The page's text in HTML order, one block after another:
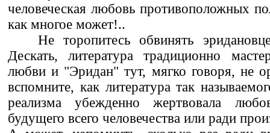
человеческая любовь противоположных
как многое может!..
Не торопитесь обвинять
Дескать, литература традиционно
любви и "Эридан" тут, мягко говоря, не
вспомните, как литература так
реализма убежденно жертвовала
будущего всего человечества или ради